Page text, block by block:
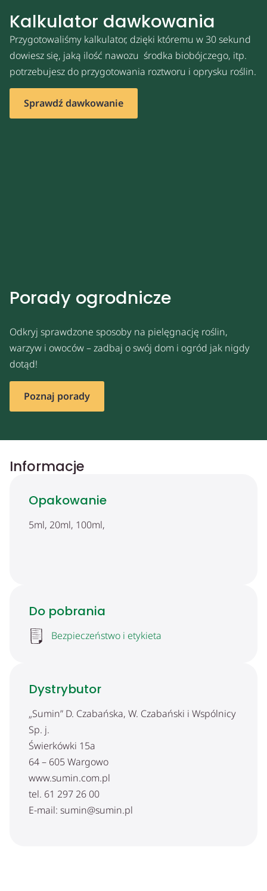
Kalkulator dawkowania
Przygotowaliśmy kalkulator, dzięki któremu w 30 sekund
dowiesz się, jaką ilość nawozu środka biobójczego, itp.
potrzebujesz do przygotowania roztworu i oprysku roślin.
Sprawdź dawkowanie
Porady ogrodnicze
Odkryj sprawdzone sposoby na pielęgnację roślin,
warzyw i owoców – zadbaj o swój dom i ogród jak nigdy
dotąd!
Poznaj porady
Informacje
Opakowanie
5ml, 20ml, 100ml,
Do pobrania
Bezpieczeństwo i etykieta
Dystrybutor
„Sumin” D. Czabańska, W. Czabański i Wspólnicy
Sp. j.
Świerkówki 15a
64 – 605 Wargowo
www.sumin.com.pl
tel. 61 297 26 00
E-mail: sumin@sumin.pl